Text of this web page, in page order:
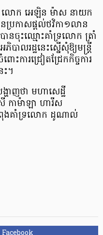
ន លោក អេឡិន ម៉ាស នាយក
នប្រកាសផ្ដល់ថវិកា១លាន
បានចុះឈ្មោះគាំទ្រលោក ត្រាំ
ាលរដ្ឋនេះស្នើសុំឱ្យមន្ត្រី
ោះការជ្រៀតជ្រែកកិច្ចការ
ះ។
ហាញថា មហាសេដ្ឋី
កាម៉ាឡា ហារីស
ងគាំទ្រលោក ដូណាល់